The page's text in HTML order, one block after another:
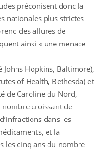
préconisent donc la
nationales plus strictes
des allures de
ainsi « une menace
Johns Hopkins, Baltimore),
of Health, Bethesda) et
de Caroline du Nord,
nombre croissant de
dans les
et la
les cinq ans du nombre